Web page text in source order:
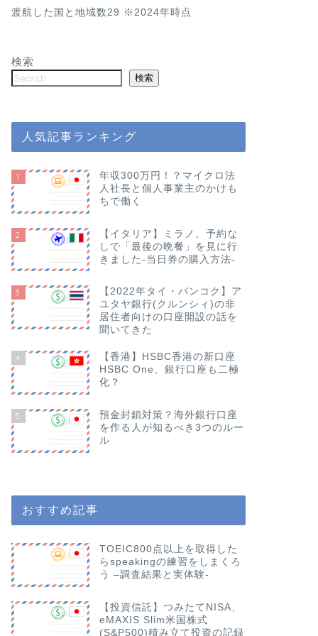
渡航した国と地域数29 ※2024年時点
検索
検索
人気記事ランキング
1
年収300万円！？マイクロ法
人社長と個人事業主のかけも
ちで働く
2
【イタリア】ミラノ、予約な
しで「最後の晩餐」を見に行
きました-当日券の購入方法-
3
【2022年タイ・バンコク】ア
ユタヤ銀行(クルンシィ)の非
居住者向けの口座開設の話を
聞いてきた
4
【香港】HSBC香港の新口座
HSBC One、銀行口座も二極
化？
5
預金封鎖対策？海外銀行口座
を作る人が知るべき3つのルー
ル
おすすめ記事
TOEIC800点以上を取得した
らspeakingの練習をしまくろ
う –調査結果と実体験-
【投資信託】つみたてNISA、
eMAXIS Slim米国株式
(S&P500)積み立て投資の記録